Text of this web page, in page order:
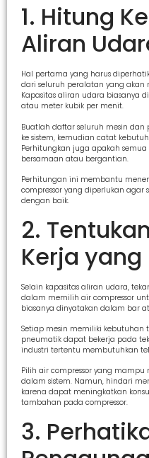
1. Hitung
Aliran
Hal pertama yang harus
dari seluruh peralatan yang akan
Kapasitas aliran udara biasanya
atau meter kubik per menit.
Buatlah daftar seluruh mesin
ke sistem, kemudian catat
Perhitungkan juga apakah
bersamaan atau bergantian.
Perhitungan ini membantu
compressor yang diperlukan
dengan baik.
2.
Kerja
Selain kapasitas aliran udara,
dalam memilih air compressor
biasanya dinyatakan dalam bar
Setiap mesin memiliki kebutuhan
pneumatik dapat bekerja pada
industri tertentu membutuhkan
Pilih air compressor yang
dalam sistem. Namun, hindari
karena dapat meningkatkan
tambahan pada compressor.
3.